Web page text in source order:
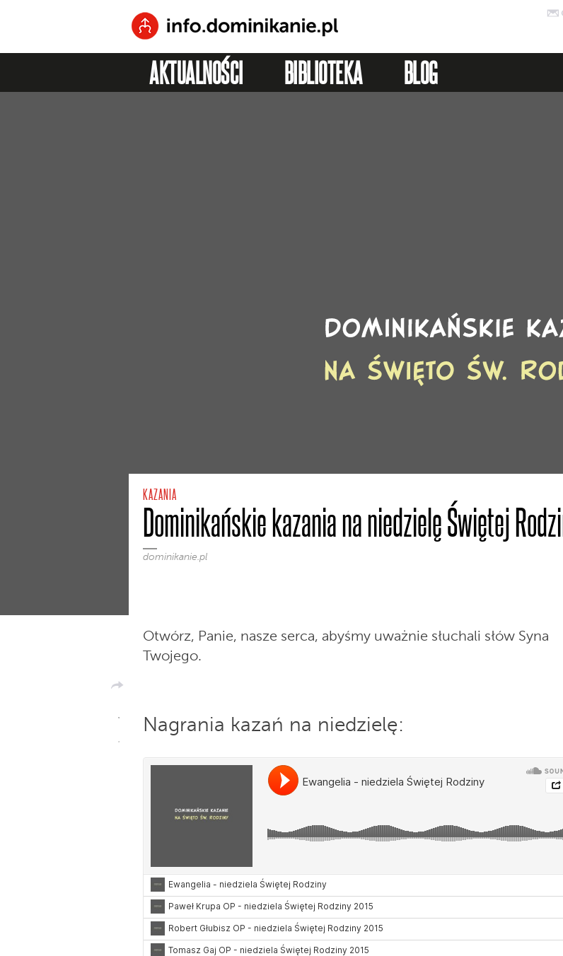
AKTUALNOŚCI BIBLIOTEKA BLOG
KAZANIA
Dominikańskie kazania na niedzielę Świętej
dominikanie.pl
Otwórz, Panie, nasze serca, abyśmy uważnie słuchali słów Syna
Twojego.
Nagrania kazań na niedzielę: